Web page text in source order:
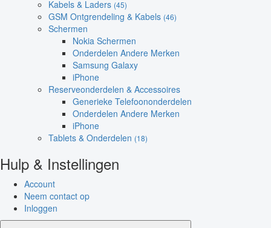
Kabels & Laders (45)
GSM Ontgrendeling & Kabels (46)
Schermen
Nokia Schermen
Onderdelen Andere Merken
Samsung Galaxy
iPhone
Reserveonderdelen & Accessoires
Generieke Telefoononderdelen
Onderdelen Andere Merken
iPhone
Tablets & Onderdelen (18)
Hulp & Instellingen
Account
Neem contact op
Inloggen